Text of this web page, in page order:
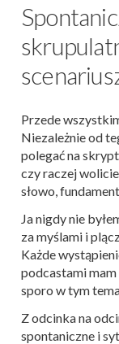
Przede
Niezależnie od
polegać na
czy raczej
słowo,
Ja nigdy nie
za myślami i
Każde
podcastami
sporo w tym
Z odcinka na
spontaniczne i